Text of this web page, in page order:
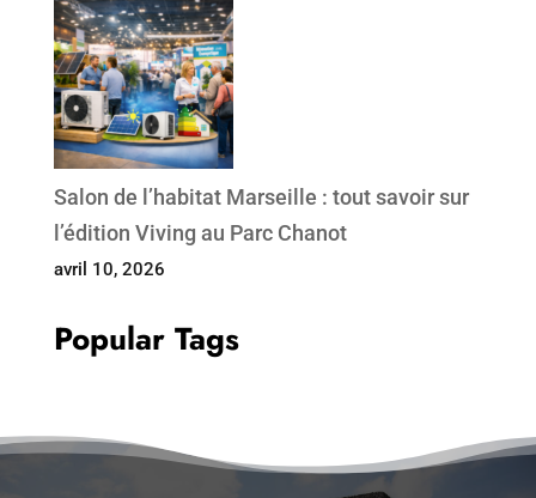
Salon de l’habitat Marseille : tout savoir sur
l’édition Viving au Parc Chanot
avril 10, 2026
Popular Tags